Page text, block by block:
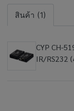
สินค้า (1)
CYP CH-
IR/RS232